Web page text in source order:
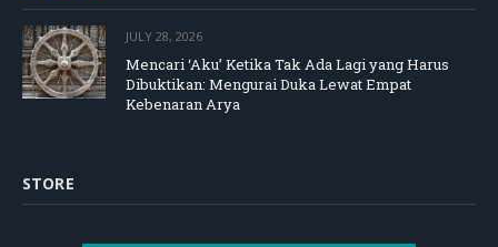
JULY 28, 2026
Mencari ‘Aku’ Ketika Tak Ada Lagi yang Harus
Dibuktikan: Mengurai Duka Lewat Empat
Kebenaran Arya
STORE